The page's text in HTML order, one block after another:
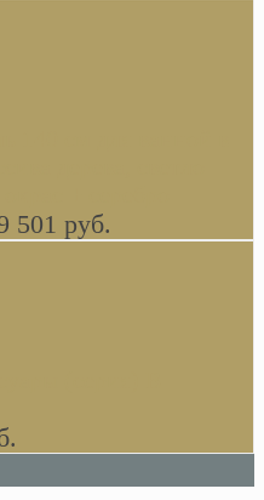
дерева, светло
+ серебро
501 руб.
(серия) В